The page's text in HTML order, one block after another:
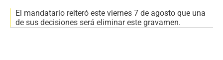
El mandatario reiteró este viernes 7 de agosto que una
de sus decisiones será eliminar este gravamen.